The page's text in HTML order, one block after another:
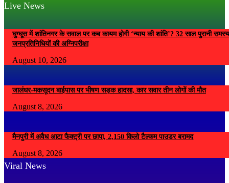
Live News
घुग्घूस में शांतिनगर के सवाल पर कब कायम होगी ‘न्याय की शांति’? 32 साल पुरानी
जनप्रतिनिधियों की अग्निपरीक्षा
August 10, 2026
जालंधर-मकसूदन बाईपास पर भीषण सड़क हादसा, कार सवार तीन लोगों की मौत
August 8, 2026
मैनपुरी में अवैध आटा फैक्ट्री पर छापा, 2,150 किलो टैल्कम पाउडर बरामद
August 8, 2026
Viral News